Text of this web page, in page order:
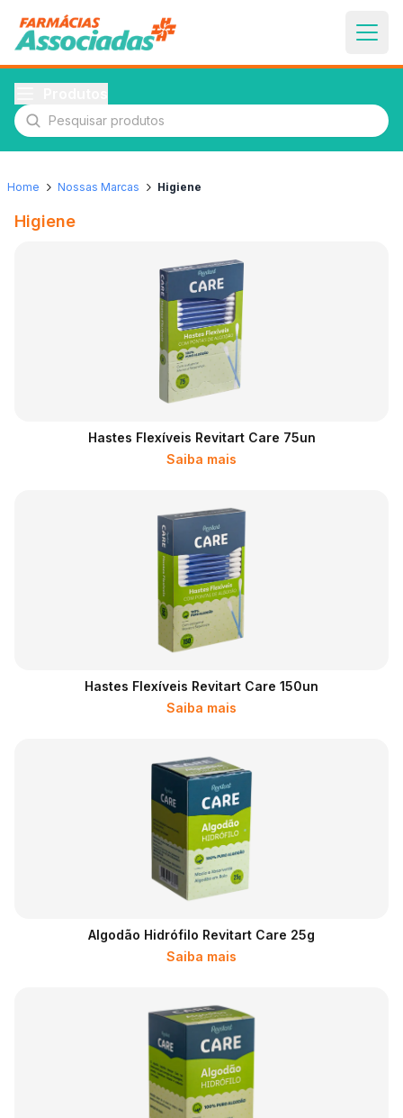
Pesquisar produtos
Home Nossas Marcas Higiene
Higiene
Hastes Flexíveis Revitart Care 75un
Saiba mais
Hastes Flexíveis Revitart Care 150un
Saiba mais
Algodão Hidrófilo Revitart Care 25g
Saiba mais